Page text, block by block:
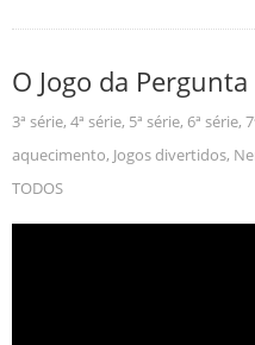
O Jogo da Pergunta
3ª série, 4ª série, 5ª série, 6ª série,
aquecimento, Jogos divertidos,
TODOS